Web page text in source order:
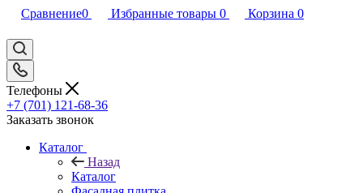
Сравнение0 Избранные товары 0 Корзина 0
Телефоны
+7 (701) 121-68-36
Заказать звонок
Каталог
Назад
Каталог